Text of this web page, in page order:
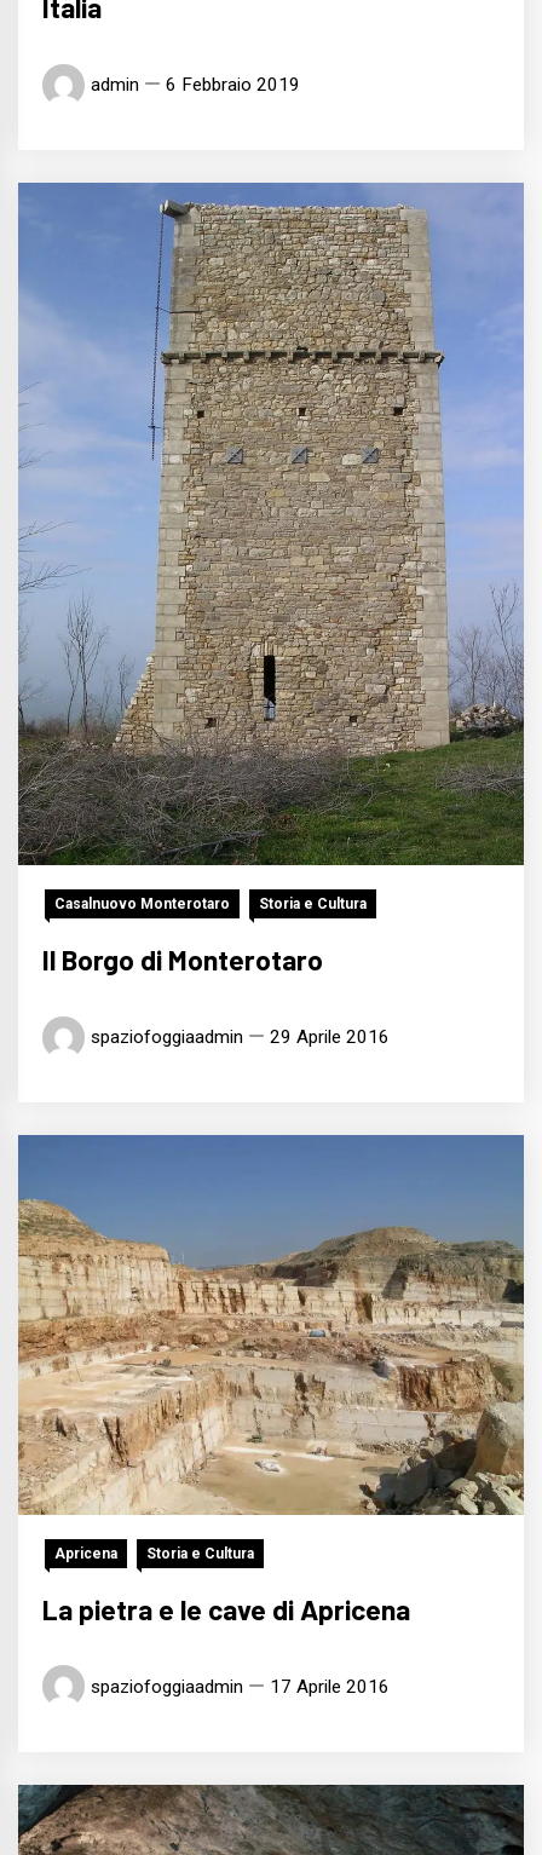
Italia
admin 6 Febbraio 2019
Casalnuovo Monterotaro Storia e Cultura
Il Borgo di Monterotaro
spaziofoggiaadmin 29 Aprile 2016
Apricena Storia e Cultura
La pietra e le cave di Apricena
spaziofoggiaadmin 17 Aprile 2016